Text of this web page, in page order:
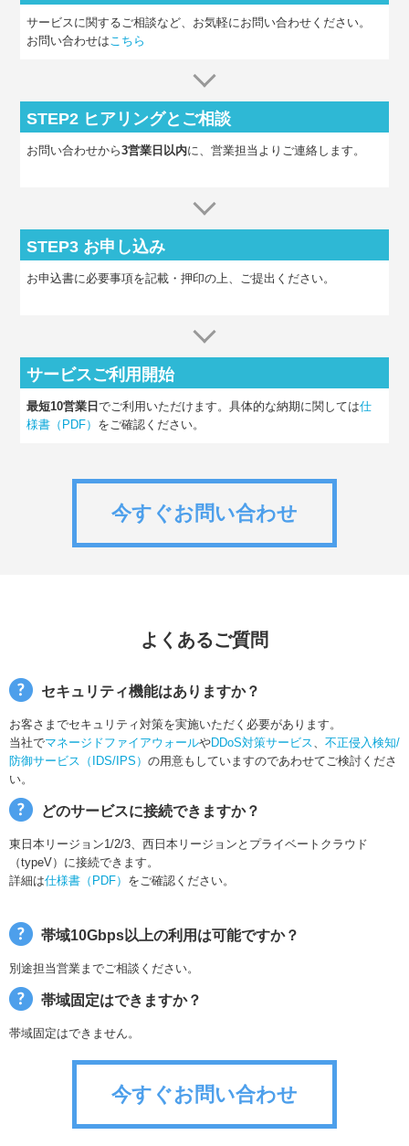
サービスに関するご相談など、お気軽にお問い合わせください。
お問い合わせは こちら
STEP2 ヒアリングとご相談
お問い合わせから3営業日以内に、営業担当よりご連絡します。
STEP3 お申し込み
お申込書に必要事項を記載・押印の上、ご提出ください。
サービスご利用開始
最短10営業日でご利用いただけます。具体的な納期に関しては仕
様書（PDF） をご確認ください。
今すぐお問い合わせ
よくあるご質問
セキュリティ機能はありますか？
お客さまでセキュリティ対策を実施いただく必要があります。
当社でマネージドファイアウォールやDDoS対策サービス
不正侵入検知/
防御サービス（IDS/IPS） の用意もしていますのであわせてご検討くださ
い。
どのサービスに接続できますか？
東日本リージョン1/2/3、西日本リージョンとプライベートクラウド
（typeV）に接続できます。
詳細は仕様書（PDF） をご確認ください。
帯域10Gbps以上の利用は可能ですか？
別途担当営業までご相談ください。
帯域固定はできますか？
帯域固定はできません。
今すぐお問い合わせ